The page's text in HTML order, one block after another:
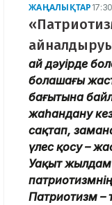
ЖАҢАЛЫҚТАР
Қай дәуірде
болашағы
бағытына
жаһандану
сақтап,
үлес қосу –
Уақыт жылдам
Патриотизм –